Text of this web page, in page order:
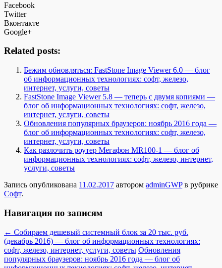
Facebook
Twitter
Вконтакте
Google+
Related posts:
Бежим обновляться: FastStone Image Viewer 6.0 — блог
об информационных технологиях: софт, железо,
интернет, услуги, советы
FastStone Image Viewer 5.8 — теперь с двумя копиями —
блог об информационных технологиях: софт, железо,
интернет, услуги, советы
Обновления популярных браузеров: ноябрь 2016 года —
блог об информационных технологиях: софт, железо,
интернет, услуги, советы
Как разлочить роутер Мегафон MR100-1 — блог об
информационных технологиях: софт, железо, интернет,
услуги, советы
Запись опубликована 11.02.2017 автором adminGWPв рубрике
Софт.
Навигация по записям
← Собираем дешевый системный блок за 20 тыс. руб.
(декабрь 2016) — блог об информационных технологиях:
софт, железо, интернет, услуги, советы Обновления
популярных браузеров: ноябрь 2016 года — блог об